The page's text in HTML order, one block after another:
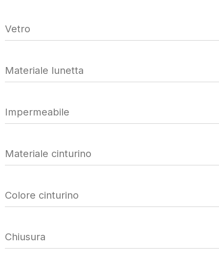
Vetro
Materiale lunetta
Impermeabile
Materiale cinturino
Colore cinturino
Chiusura